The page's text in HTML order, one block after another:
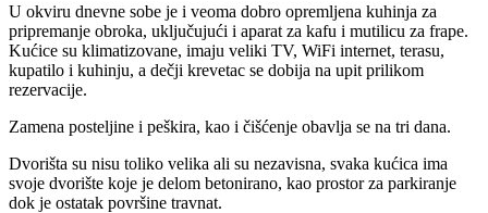
U okviru dnevne sobe je i veoma dobro opremljena kuhinja za
pripremanje obroka, uključujući i aparat za kafu i mutilicu za frape.
Kućice su klimatizovane, imaju veliki TV, WiFi internet, terasu,
kupatilo i kuhinju, a dečji krevetac se dobija na upit prilikom
rezervacije.
Zamena posteljine i peškira, kao i čišćenje obavlja se na tri dana.
Dvorišta su nisu toliko velika ali su nezavisna, svaka kućica ima
svoje dvorište koje je delom betonirano, kao prostor za parkiranje
dok je ostatak površine travnat.